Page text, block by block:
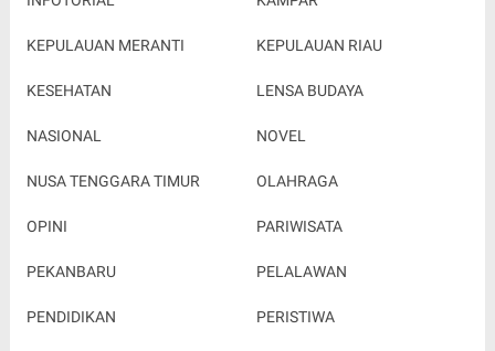
KEPULAUAN MERANTI KEPULAUAN RIAU
KESEHATAN LENSA BUDAYA
NASIONAL NOVEL
NUSA TENGGARA TIMUR OLAHRAGA
OPINI PARIWISATA
PEKANBARU PELALAWAN
PENDIDIKAN PERISTIWA